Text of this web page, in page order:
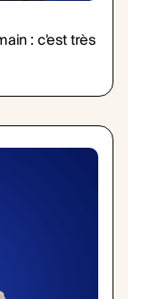
: c'est très